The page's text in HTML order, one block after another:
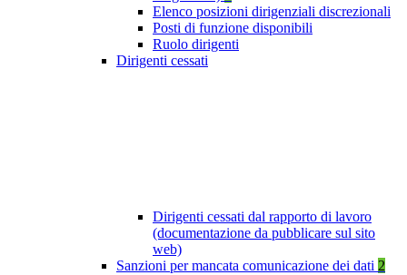
Elenco posizioni dirigenziali discrezionali
Posti di funzione disponibili
Ruolo dirigenti
Dirigenti cessati
Dirigenti cessati dal rapporto di lavoro
(documentazione da pubblicare sul sito
web)
Sanzioni per mancata comunicazione dei dati 2